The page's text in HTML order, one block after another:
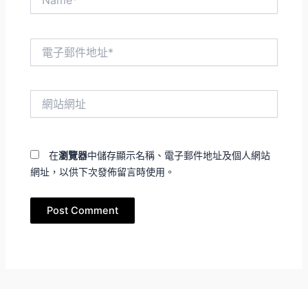
在瀏覽器中儲存顯示名稱、電子郵件地址及個人網站
網址，以供下次發佈留言時使用。